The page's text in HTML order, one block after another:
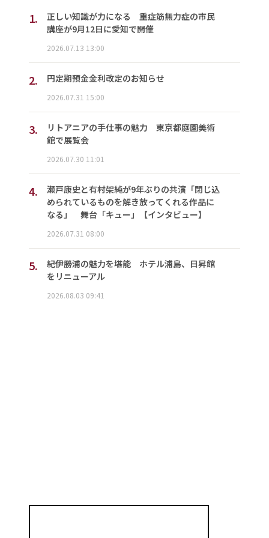
1.
正しい知識が力になる 重症筋無力症の市民
講座が9月12日に愛知で開催
2026.07.13 13:00
2. 円定期預金金利改定のお知らせ
2026.07.31 15:00
3.
リトアニアの手仕事の魅力 東京都庭園美術
館で展覧会
2026.07.30 11:01
4.
瀬戸康史と有村架純が9年ぶりの共演「閉じ込
められているものを解き放ってくれる作品に
なる」 舞台「キュー」【インタビュー】
2026.07.31 08:00
5.
紀伊勝浦の魅力を堪能 ホテル浦島、日昇館
をリニューアル
2026.08.03 09:41